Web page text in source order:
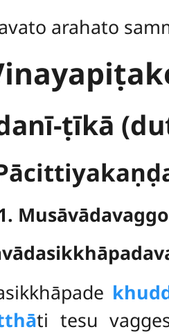
arahato
ṭīkā
Musāvādavaggo
ti tesu